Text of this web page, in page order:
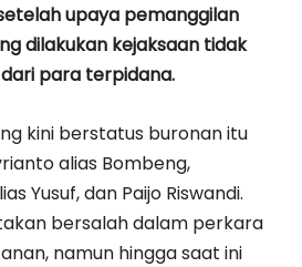
upaya pemanggilan
dilakukan kejaksaan tidak
para terpidana.
kini berstatus buronan itu
alias Bombeng,
Yusuf, dan Paijo Riswandi.
bersalah dalam perkara
namun hingga saat ini